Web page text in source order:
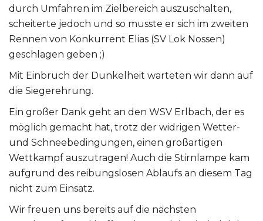
durch Umfahren im Zielbereich auszuschalten,
scheiterte jedoch und so musste er sich im zweiten
Rennen von Konkurrent Elias (SV Lok Nossen)
geschlagen geben ;)
Mit Einbruch der Dunkelheit warteten wir dann auf
die Siegerehrung.
Ein großer Dank geht an den WSV Erlbach, der es
möglich gemacht hat, trotz der widrigen Wetter-
und Schneebedingungen, einen großartigen
Wettkampf auszutragen! Auch die Stirnlampe kam
aufgrund des reibungslosen Ablaufs an diesem Tag
nicht zum Einsatz.
Wir freuen uns bereits auf die nächsten